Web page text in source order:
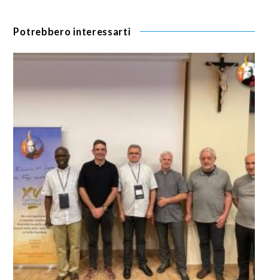
Potrebbero interessarti